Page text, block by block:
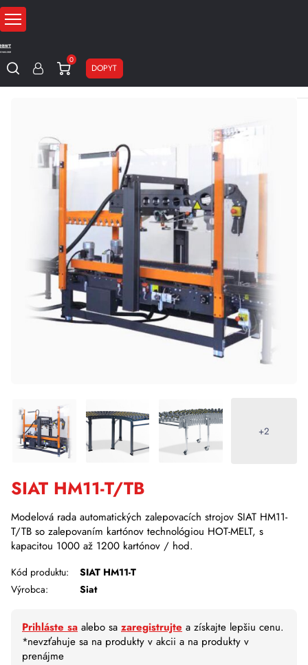
0
DOPYT
+2
SIAT HM11-T/TB
Modelová rada automatických zalepovacích strojov SIAT HM11-
T/TB so zalepovaním kartónov technológiou HOT-MELT, s
kapacitou 1000 až 1200 kartónov / hod.
Kód produktu:
SIAT HM11-T
Výrobca:
Siat
Prihláste sa alebo sa zaregistrujte a získajte lepšiu cenu.
*nevzťahuje sa na produkty v akcii a na produkty v
prenájme